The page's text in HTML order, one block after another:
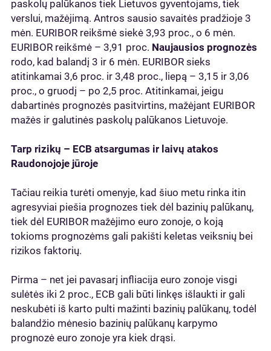
paskolų palūkanos tiek Lietuvos gyventojams, tiek
verslui, mažėjimą. Antros sausio savaitės pradžioje 3
mėn. EURIBOR reikšmė siekė 3,93 proc., o 6 mėn.
EURIBOR reikšmė – 3,91 proc. Naujausios prognozės
rodo, kad balandį 3 ir 6 mėn. EURIBOR sieks
atitinkamai 3,6 proc. ir 3,48 proc., liepą – 3,15 ir 3,06
proc., o gruodį – po 2,5 proc. Atitinkamai, jeigu
dabartinės prognozės pasitvirtins, mažėjant EURIBOR
mažės ir galutinės paskolų palūkanos Lietuvoje.
Tarp rizikų – ECB atsargumas ir laivų atakos
Raudonojoje jūroje
Tačiau reikia turėti omenyje, kad šiuo metu rinka itin
agresyviai piešia prognozes tiek dėl bazinių palūkanų,
tiek dėl EURIBOR mažėjimo euro zonoje, o koją
tokioms prognozėms gali pakišti keletas veiksnių bei
rizikos faktorių.
Pirma – net jei pavasarį infliacija euro zonoje visgi
sulėtės iki 2 proc., ECB gali būti linkęs išlaukti ir gali
neskubėti iš karto pulti mažinti bazinių palūkanų, todėl
balandžio mėnesio bazinių palūkanų karpymo
prognozė euro zonoje yra kiek drąsi.